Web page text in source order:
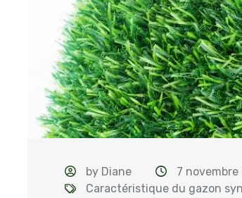
by Diane
7
Caractéristique du gazon